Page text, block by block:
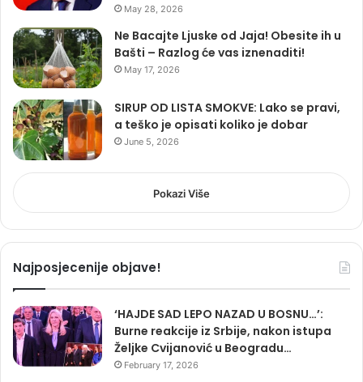
May 28, 2026
Ne Bacajte Ljuske od Jaja! Obesite ih u
Bašti – Razlog će vas iznenaditi!
May 17, 2026
SIRUP OD LISTA SMOKVE: Lako se pravi,
a teško je opisati koliko je dobar
June 5, 2026
Pokazi Više
Najposjecenije objave!
‘HAJDE SAD LEPO NAZAD U BOSNU…’:
Burne reakcije iz Srbije, nakon istupa
Željke Cvijanović u Beogradu…
February 17, 2026